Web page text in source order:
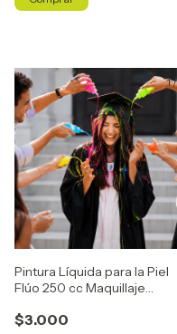
1
Pintura Líquida para la Piel
Flúo 250 cc Maquillaje
$3.000